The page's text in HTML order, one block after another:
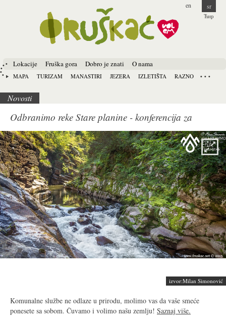
Lokacije
MAPA TURIZAM MANASTIRI JEZERA IZLETIŠTA RAZNO
Fruška gora Dobro je znati O nama
en sr
Ћир
Novosti
Odbranimo reke Stare planine - konferencija za
novinare
izvor:Milan Simonović
Komunalne službe ne odlaze u prirodu, molimo vas da vaše smeće
ponesete sa sobom. Čuvamo i volimo našu zemlju! Saznaj više.